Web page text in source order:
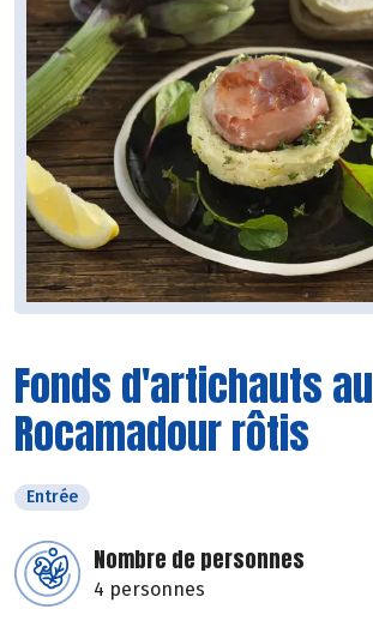
Fonds d'artichauts au
Rocamadour rôtis
Entrée
Nombre de personnes
4 personnes